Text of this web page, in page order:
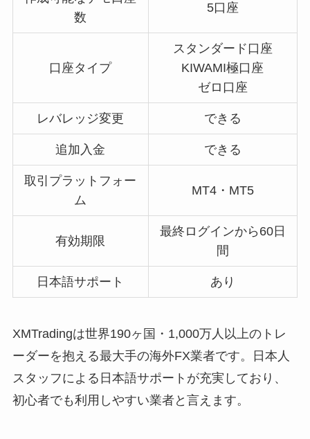
数
5口座
口座タイプ
スタンダード口座
KIWAMI極口座
ゼロ口座
レバレッジ変更 できる
追加入金 できる
取引プラットフォー
ム
MT4・MT5
有効期限
最終ログインから60日
間
日本語サポート あり
XMTradingは世界190ヶ国・1,000万人以上のトレ
ーダーを抱える最大手の海外FX業者です。日本人
スタッフによる日本語サポートが充実しており、
初心者でも利用しやすい業者と言えます。